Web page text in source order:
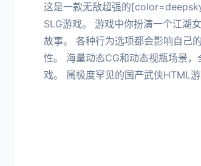
这是一款无敌超强的
SLG游戏。 游戏中你扮演一个江湖
故事。 各种行为选项都会影响自己
性。 海量动态CG和动态视瓶场景
戏。 属极度罕见的国产武侠HTML